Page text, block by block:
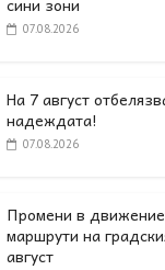
07.08.2026
На 7 август
надеждата!
07.08.2026
Промени в
маршрути на
август